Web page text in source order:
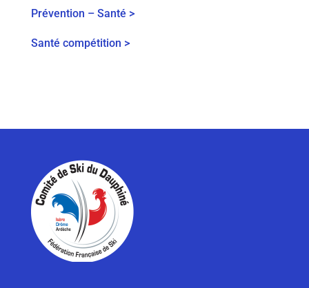
Prévention – Santé >
Santé compétition >